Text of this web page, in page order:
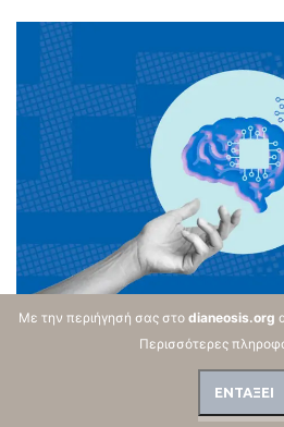
ΑΡΘΡΟΓΡΑΦΙΑ | ΚΟΙΝΩΝΙΑ
AI: Ηθικές και Νομικές
Με την περιήγησή σας στο dianeosis.org
Περισσότερες
ΕΝΤΑΞΕΙ